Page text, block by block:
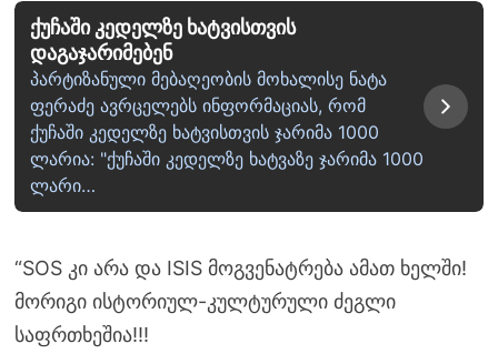
ქუჩაში კედელზე ხატვისთვის
დაგაჯარიმებენ
პარტიზანული მებაღეობის მოხალისე ნატა
ფერაძე ავრცელებს ინფორმაციას, რომ
ქუჩაში კედელზე ხატვისთვის ჯარიმა 1000
ლარია: "ქუჩაში კედელზე ხატვაზე ჯარიმა 1000
ლარი…
“SOS კი არა და ISIS მოგვენატრება ამათ ხელში!
მორიგი ისტორიულ-კულტურული ძეგლი
საფრთხეშია!!!